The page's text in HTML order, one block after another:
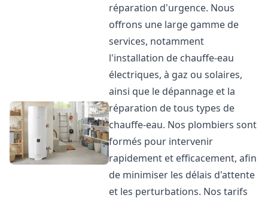
réparation d'urgence. Nous
offrons une large gamme de
services, notamment
l'installation de chauffe-eau
électriques, à gaz ou solaires,
ainsi que le dépannage et la
réparation de tous types de
chauffe-eau. Nos plombiers sont
formés pour intervenir
rapidement et efficacement, afin
de minimiser les délais d'attente
et les perturbations. Nos tarifs